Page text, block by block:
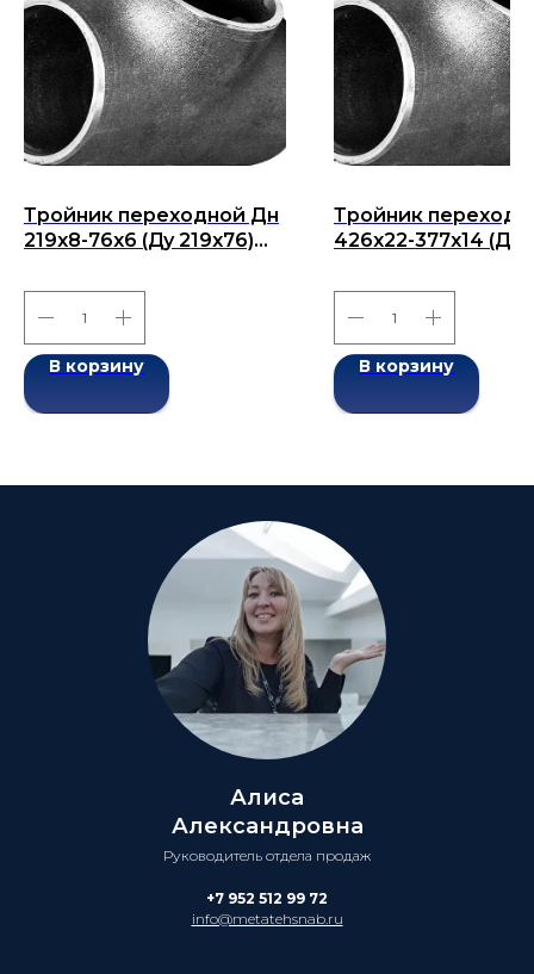
Тройник переходной Дн
219x8-76x6 (Ду 219x76)
2001
В корзину
Тройник
426х22-377х14 (Ду
ГОСТ 17376-2001
В корзину
Алиса
Александровна
Руководитель отдела продаж
+7 952 512 99 72
info@metatehsnab.ru